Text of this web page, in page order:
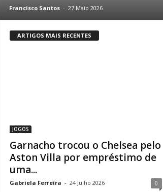
Francisco Santos - 27 Maio 2026
ARTIGOS MAIS RECENTES
JOGOS
Garnacho trocou o Chelsea pelo
Aston Villa por empréstimo de
uma...
Gabriela Ferreira - 24 Julho 2026 0